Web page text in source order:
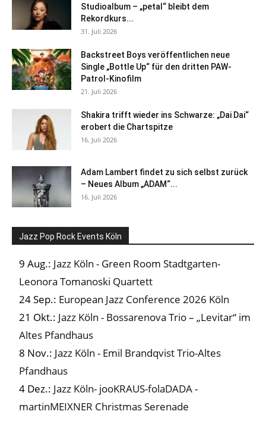
Studioalbum – „petal“ bleibt dem
Rekordkurs...
31. Juli 2026
Backstreet Boys veröffentlichen neue
Single „Bottle Up“ für den dritten PAW-
Patrol-Kinofilm
21. Juli 2026
Shakira trifft wieder ins Schwarze: „Dai Dai“
erobert die Chartspitze
16. Juli 2026
Adam Lambert findet zu sich selbst zurück
– Neues Album „ADAM“...
16. Juli 2026
Jazz Pop Rock Events Köln
9 Aug.: Jazz Köln - Green Room Stadtgarten-
Leonora Tomanoski Quartett
24 Sep.: European Jazz Conference 2026 Köln
21 Okt.: Jazz Köln - Bossarenova Trio – „Levitar“ im
Altes Pfandhaus
8 Nov.: Jazz Köln - Emil Brandqvist Trio-Altes
Pfandhaus
4 Dez.: Jazz Köln- jooKRAUS-folaDADA -
martinMEIXNER Christmas Serenade